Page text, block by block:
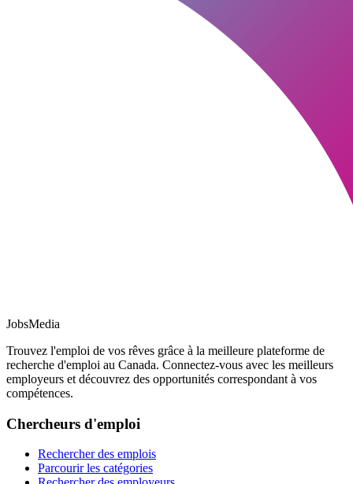
JobsMedia
Trouvez l'emploi de vos rêves grâce à la meilleure plateforme de
recherche d'emploi au Canada. Connectez-vous avec les meilleurs
employeurs et découvrez des opportunités correspondant à vos
compétences.
Chercheurs d'emploi
Rechercher des emplois
Parcourir les catégories